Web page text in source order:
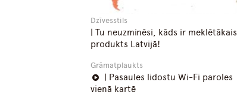
Dzīvesstils
| Tu neuzminēsi, kāds ir meklētākais
produkts Latvijā!
Grāmatplaukts
| Pasaules lidostu Wi-Fi paroles
vienā kartē